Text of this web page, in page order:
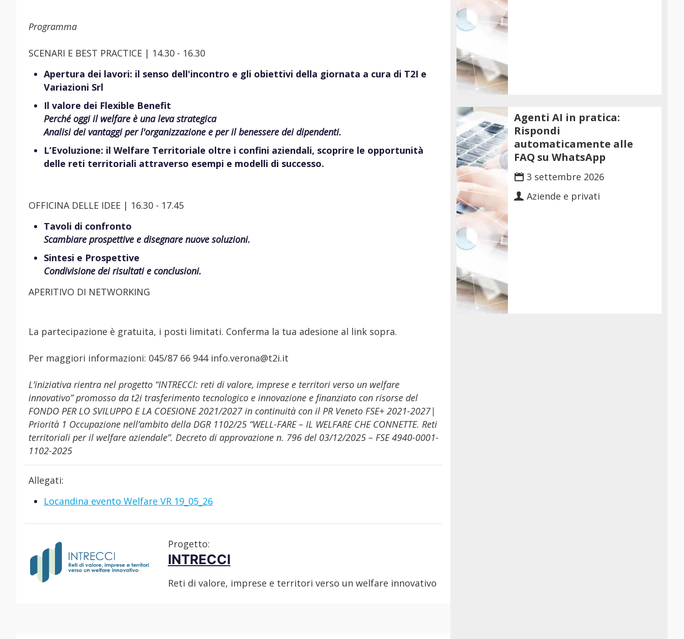
Programma
SCENARI E BEST PRACTICE | 14.30 - 16.30
Apertura dei lavori: il senso dell'incontro e gli obiettivi della giornata a cura di T2I e
Variazioni Srl
Il valore dei Flexible Benefit
Perché oggi il welfare è una leva strategica
Analisi dei vantaggi per l'organizzazione e per il benessere dei dipendenti.
L’Evoluzione: il Welfare Territoriale oltre i confini aziendali, scoprire le opportunità
delle reti territoriali attraverso esempi e modelli di successo.
OFFICINA DELLE IDEE | 16.30 - 17.45
Tavoli di confronto
Scambiare prospettive e disegnare nuove soluzioni.
Sintesi e Prospettive
Condivisione dei risultati e conclusioni.
APERITIVO DI NETWORKING
La partecipazione è gratuita, i posti limitati. Conferma la tua adesione al link sopra.
Per maggiori informazioni: 045/87 66 944 info.verona@t2i.it
L’iniziativa rientra nel progetto “INTRECCI: reti di valore, imprese e territori verso un welfare
innovativo” promosso da t2i trasferimento tecnologico e innovazione e finanziato con risorse del
FONDO PER LO SVILUPPO E LA COESIONE 2021/2027 in continuità con il PR Veneto FSE+ 2021-2027|
Priorità 1 Occupazione nell’ambito della DGR 1102/25 “WELL-FARE – IL WELFARE CHE CONNETTE. Reti
territoriali per il welfare aziendale”. Decreto di approvazione n. 796 del 03/12/2025 – FSE 4940-0001-
1102-2025
Allegati:
Locandina evento Welfare VR 19_05_26
Progetto:
INTRECCI
Reti di valore, imprese e territori verso un welfare innovativo
Agenti AI in pratica:
Rispondi
automaticamente alle
FAQ su WhatsApp
3 settembre 2026
Aziende e privati